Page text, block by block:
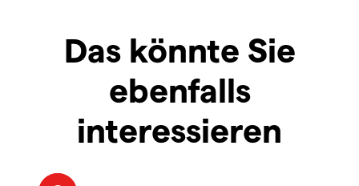
Das könnte Sie
ebenfalls
interessieren